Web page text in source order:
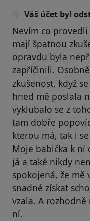
Váš účet byl
Nevím co
mají špatnou
opravdu byla
zapříčinili.
zkušenost, když
hned mě poslala
vyklubalo se z
tam dobře
kterou má, tak i
Moje babička k ní
já a také nikdy
spokojená, že mě
snadné získat
vzala. A
ní.